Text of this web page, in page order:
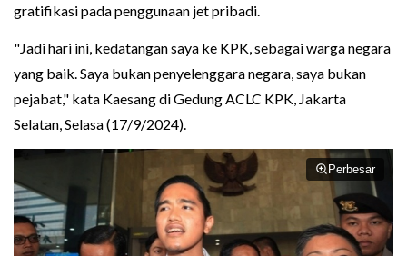
gratifikasi pada penggunaan jet pribadi.
"Jadi hari ini, kedatangan saya ke KPK, sebagai warga negara
yang baik. Saya bukan penyelenggara negara, saya bukan
pejabat," kata Kaesang di Gedung ACLC KPK, Jakarta
Selatan, Selasa (17/9/2024).
Perbesar